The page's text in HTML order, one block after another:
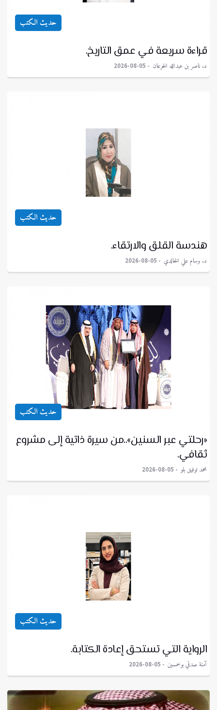
حديث الكتب
قراءة سريعة في عمق التاريخ.
د. ناصر بن عبدالله الخرعان 2026-08-05
حديث الكتب
هندسة القلق والارتقاء.
د. وسام علي الخالدي 2026-08-05
حديث الكتب
«رحلتي عبر السنين»..من سيرة ذاتية إلى مشروع
ثقافي.
محمد توفيق بلو 2026-08-05
حديث الكتب
الرواية التي تستحق إعادة الكتابة.
آمنة صدقي بوخمسين 2026-08-05